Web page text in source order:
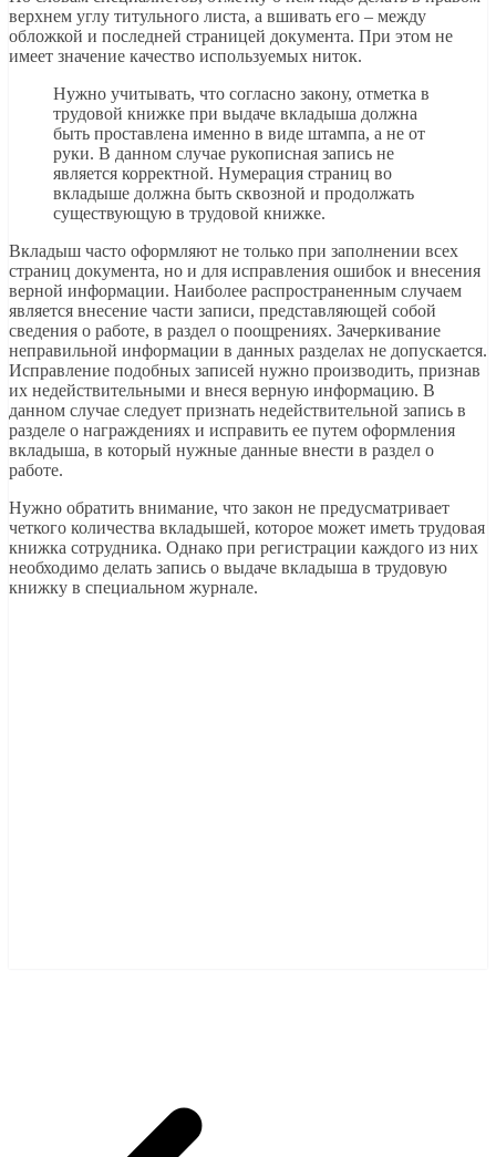
верхнем углу титульного листа, а вшивать его – между
обложкой и последней страницей документа. При этом не
имеет значение качество используемых ниток.
Нужно учитывать, что согласно закону, отметка в
трудовой книжке при выдаче вкладыша должна
быть проставлена именно в виде штампа, а не от
руки. В данном случае рукописная запись не
является корректной. Нумерация страниц во
вкладыше должна быть сквозной и продолжать
существующую в трудовой книжке.
Вкладыш часто оформляют не только при заполнении всех
страниц документа, но и для исправления ошибок и внесения
верной информации. Наиболее распространенным случаем
является внесение части записи, представляющей собой
сведения о работе, в раздел о поощрениях. Зачеркивание
неправильной информации в данных разделах не допускается.
Исправление подобных записей нужно производить, признав
их недействительными и внеся верную информацию. В
данном случае следует признать недействительной запись в
разделе о награждениях и исправить ее путем оформления
вкладыша, в который нужные данные внести в раздел о
работе.
Нужно обратить внимание, что закон не предусматривает
четкого количества вкладышей, которое может иметь трудовая
книжка сотрудника. Однако при регистрации каждого из них
необходимо делать запись о выдаче вкладыша в трудовую
книжку в специальном журнале.